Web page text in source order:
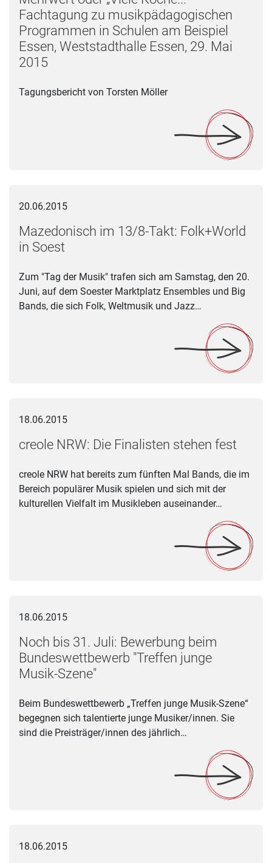
Fachtagung zu musikpädagogischen
Programmen in Schulen am Beispiel
Essen, Weststadthalle Essen, 29. Mai
2015
Tagungsbericht von Torsten Möller
20.06.2015
Mazedonisch im 13/8-Takt: Folk+World
in Soest
Zum "Tag der Musik" trafen sich am Samstag, den 20.
Juni, auf dem Soester Marktplatz Ensembles und Big
Bands, die sich Folk, Weltmusik und Jazz…
18.06.2015
creole NRW: Die Finalisten stehen fest
creole NRW hat bereits zum fünften Mal Bands, die im
Bereich populärer Musik spielen und sich mit der
kulturellen Vielfalt im Musikleben auseinander…
18.06.2015
Noch bis 31. Juli: Bewerbung beim
Bundeswettbewerb "Treffen junge
Musik-Szene"
Beim Bundeswettbewerb „Treffen junge Musik-Szene“
begegnen sich talentierte junge Musiker/innen. Sie
sind die Preisträger/innen des jährlich…
18.06.2015